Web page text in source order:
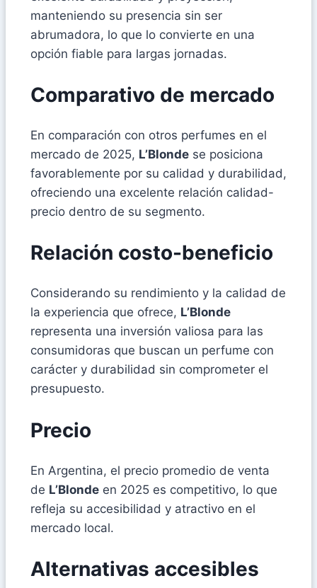
manteniendo su presencia sin ser
abrumadora, lo que lo convierte en una
opción fiable para largas jornadas.
Comparativo de mercado
En comparación con otros perfumes en el
mercado de 2025, L’Blonde se posiciona
favorablemente por su calidad y durabilidad,
ofreciendo una excelente relación calidad-
precio dentro de su segmento.
Relación costo-beneficio
Considerando su rendimiento y la calidad de
la experiencia que ofrece, L’Blonde
representa una inversión valiosa para las
consumidoras que buscan un perfume con
carácter y durabilidad sin comprometer el
presupuesto.
Precio
En Argentina, el precio promedio de venta
de L’Blonde en 2025 es competitivo, lo que
refleja su accesibilidad y atractivo en el
mercado local.
Alternativas accesibles